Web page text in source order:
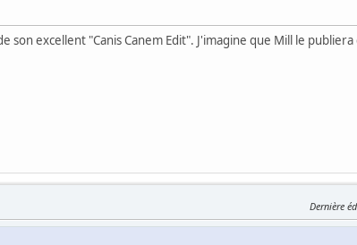
son excellent "Canis Canem Edit". J'imagine que Mill le
Dernière